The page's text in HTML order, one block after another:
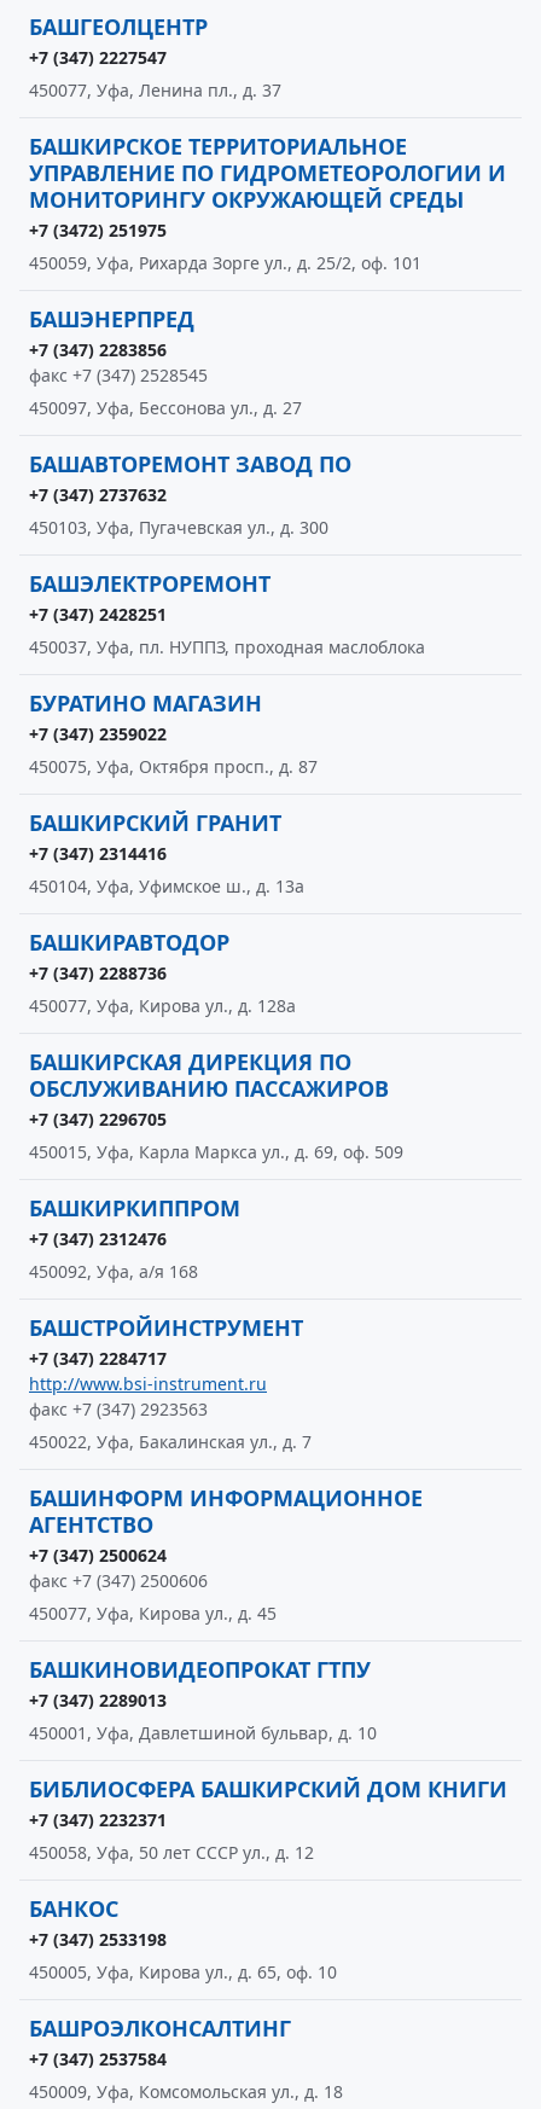
БАШГЕОЛЦЕНТР
+7 (347) 2227547
450077, Уфа, Ленина пл., д. 37
БАШКИРСКОЕ ТЕРРИТОРИАЛЬНОЕ
УПРАВЛЕНИЕ ПО ГИДРОМЕТЕОРОЛОГИИ И
МОНИТОРИНГУ ОКРУЖАЮЩЕЙ СРЕДЫ
+7 (3472) 251975
450059, Уфа, Рихарда Зорге ул., д. 25/2, оф. 101
БАШЭНЕРПРЕД
+7 (347) 2283856
факс +7 (347) 2528545
450097, Уфа, Бессонова ул., д. 27
БАШАВТОРЕМОНТ ЗАВОД ПО
+7 (347) 2737632
450103, Уфа, Пугачевская ул., д. 300
БАШЭЛЕКТРОРЕМОНТ
+7 (347) 2428251
450037, Уфа, пл. НУППЗ, проходная маслоблока
БУРАТИНО МАГАЗИН
+7 (347) 2359022
450075, Уфа, Октября просп., д. 87
БАШКИРСКИЙ ГРАНИТ
+7 (347) 2314416
450104, Уфа, Уфимское ш., д. 13а
БАШКИРАВТОДОР
+7 (347) 2288736
450077, Уфа, Кирова ул., д. 128а
БАШКИРСКАЯ ДИРЕКЦИЯ ПО
ОБСЛУЖИВАНИЮ ПАССАЖИРОВ
+7 (347) 2296705
450015, Уфа, Карла Маркса ул., д. 69, оф. 509
БАШКИРКИППРОМ
+7 (347) 2312476
450092, Уфа, а/я 168
БАШСТРОЙИНСТРУМЕНТ
+7 (347) 2284717
http://www.bsi-instrument.ru
факс +7 (347) 2923563
450022, Уфа, Бакалинская ул., д. 7
БАШИНФОРМ ИНФОРМАЦИОННОЕ
АГЕНТСТВО
+7 (347) 2500624
факс +7 (347) 2500606
450077, Уфа, Кирова ул., д. 45
БАШКИНОВИДЕОПРОКАТ ГТПУ
+7 (347) 2289013
450001, Уфа, Давлетшиной бульвар, д. 10
БИБЛИОСФЕРА БАШКИРСКИЙ ДОМ КНИГИ
+7 (347) 2232371
450058, Уфа, 50 лет СССР ул., д. 12
БАНКОС
+7 (347) 2533198
450005, Уфа, Кирова ул., д. 65, оф. 10
БАШРОЭЛКОНСАЛТИНГ
+7 (347) 2537584
450009, Уфа, Комсомольская ул., д. 18